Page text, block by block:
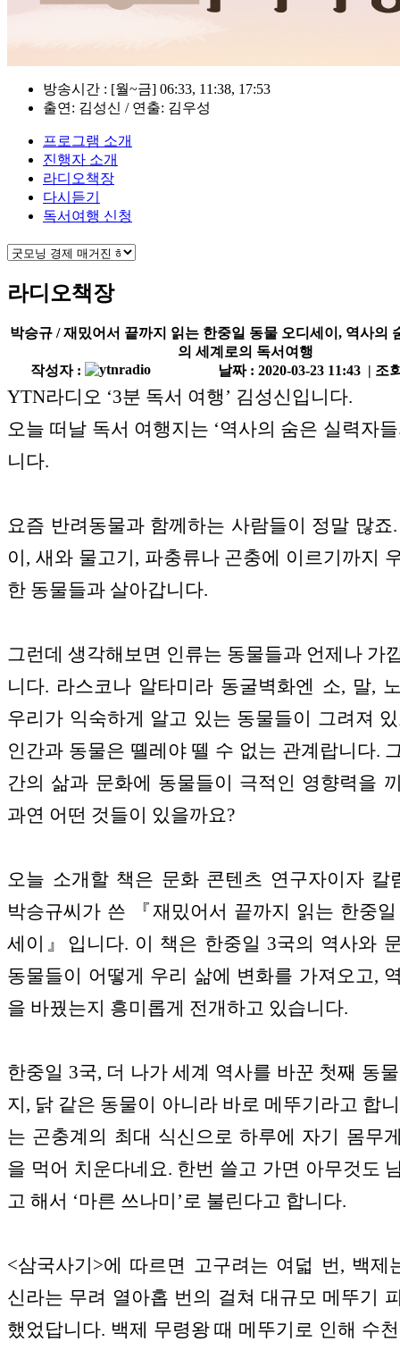
방송시간 : [월~금] 06:33, 11:38, 17:53
출연: 김성신 / 연출: 김우성
프로그램 소개
진행자 소개
라디오책장
다시듣기
독서여행 신청
라디오책장
박승규 / 재밌어서 끝까지 읽는 한중일 동물 오디세이, 역사의
의 세계로의 독서여행
작성자 :
날짜 : 2020-03-23 11:43 | 조
YTN라디오 ‘3분 독서 여행’ 김성신입니다.
오늘 떠날 독서 여행지는 ‘역사의 숨은 실력자
니다.
요즘 반려동물과 함께하는 사람들이 정말 많죠
이, 새와 물고기, 파충류나 곤충에 이르기까지
한 동물들과 살아갑니다.
그런데 생각해보면 인류는 동물들과 언제나 가
니다. 라스코나 알타미라 동굴벽화엔 소, 말,
우리가 익숙하게 알고 있는 동물들이 그려져
인간과 동물은 뗼레야 뗄 수 없는 관계랍니다.
간의 삶과 문화에 동물들이 극적인 영향력을
과연 어떤 것들이 있을까요?
오늘 소개할 책은 문화 콘텐츠 연구자이자 칼
박승규씨가 쓴 『재밌어서 끝까지 읽는 한중
세이』입니다. 이 책은 한중일 3국의 역사와
동물들이 어떻게 우리 삶에 변화를 가져오고,
을 바꿨는지 흥미롭게 전개하고 있습니다.
한중일 3국, 더 나가 세계 역사를 바꾼 첫째 동
지, 닭 같은 동물이 아니라 바로 메뚜기라고 합
는 곤충계의 최대 식신으로 하루에 자기 몸무
을 먹어 치운다네요. 한번 쓸고 가면 아무것도
고 해서 ‘마른 쓰나미’로 불린다고 합니다.
<삼국사기>에 따르면 고구려는 여덟 번, 백제
신라는 무려 열아홉 번의 걸쳐 대규모 메뚜기
했었답니다. 백제 무령왕 때 메뚜기로 인해 수